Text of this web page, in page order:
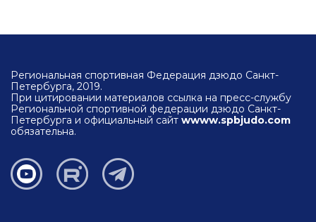
Региональная спортивная Федерация дзюдо Санкт-
Петербурга, 2019.
При цитировании материалов ссылка на пресс-службу
Региональной спортивной федерации дзюдо Санкт-
Петербурга и официальный сайт wwww.spbjudo.com
обязательна.